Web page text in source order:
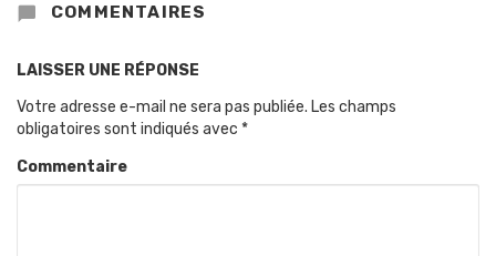
COMMENTAIRES
LAISSER UNE RÉPONSE
Votre adresse e-mail ne sera pas publiée. Les champs
obligatoires sont indiqués avec *
Commentaire